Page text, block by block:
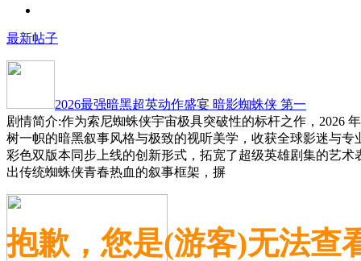
最新帖子
2026最强暗黑超英动作盛宴 暗影蜘蛛侠 第一
剧情简介:作为索尼蜘蛛侠宇宙极具突破性的标杆之作，2026
树一帜的暗黑叙事风格与极致的视听美学，收获全球影迷与
彩色双版本同步上线的创新形式，拓宽了超级英雄剧集的艺
出传统蜘蛛侠青春热血的叙事框架，摒
抱歉，您是(游客)无法查